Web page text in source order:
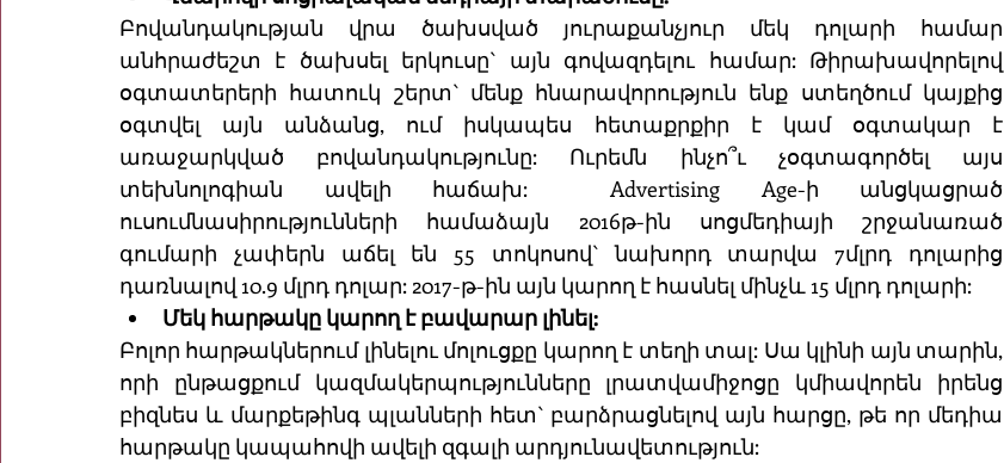
Բովանդակության վրա ծախսված յուրաքանչյուր մեկ դոլարի համար
անհրաժեշտ է ծախսել երկուսը` այն գովազդելու համար: Թիրախավորելով
օգտատերերի հատուկ շերտ` մենք հնարավորություն ենք ստեղծում կայքից
օգտվել այն անձանց, ում իսկապես հետաքրքիր է կամ օգտակար է
առաջարկված բովանդակությունը: Ուրեմն ինչո՞ւ չօգտագործել այս
տեխնոլոգիան ավելի հաճախ:  Advertising Age-ի անցկացրած
ուսումնասիրությունների համաձայն 2016թ-ին սոցմեդիայի շրջանառած
գումարի չափերն աճել են 55 տոկոսով` նախորդ տարվա 7մլրդ դոլարից
դառնալով 10.9 մլրդ դոլար: 2017-թ-ին այն կարող է հասնել մինչև 15 մլրդ դոլարի:
Մեկ հարթակը կարող է բավարար լինել:
Բոլոր հարթակներում լինելու մոլուցքը կարող է տեղի տալ: Սա կլինի այն տարին,
որի ընթացքում կազմակերպությունները լրատվամիջոցը կմիավորեն իրենց
բիզնես և մարքեթինգ պլանների հետ` բարձրացնելով այն հարցը, թե որ մեդիա
հարթակը կապահովի ավելի զգալի արդյունավետություն: